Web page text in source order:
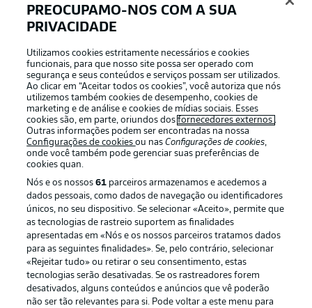
Login
Football as it’s meant to be
APLICATIVO DA BUNDESLIGA
PREOCUPAMO-NOS COM A SUA
PRIVACIDADE
Utilizamos cookies estritamente necessários e cookies
funcionais, para que nosso site possa ser operado com
segurança e seus conteúdos e serviços possam ser utilizados.
Ao clicar em “Aceitar todos os cookies”, você autoriza que nós
utilizemos também cookies de desempenho, cookies de
marketing e de análise e cookies de mídias sociais. Esses
cookies são, em parte, oriundos dosfornecedores externos .
Outras informações podem ser encontradas na nossa
Configurações de cookiesou nasConfigurações de cookies,
onde você também pode gerenciar suas preferências de
cookies quan.
Nós e os nossos61 parceiros armazenamos e acedemos a
dados pessoais, como dados de navegação ou identificadores
únicos, no seu dispositivo. Se selecionar «Aceito», permite que
as tecnologias de rastreio suportem as finalidades
apresentadas em «Nós e os nossos parceiros tratamos dados
para as seguintes finalidades». Se, pelo contrário, selecionar
«Rejeitar tudo» ou retirar o seu consentimento, estas
tecnologias serão desativadas. Se os rastreadores forem
desativados, alguns conteúdos e anúncios que vê poderão
não ser tão relevantes para si. Pode voltar a este menu para